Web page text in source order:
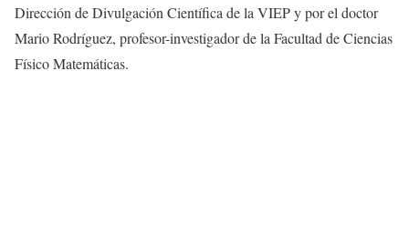
Dirección de Divulgación Científica de la VIEP y por el doctor
Mario Rodríguez, profesor-investigador de la Facultad de Ciencias
Físico Matemáticas.